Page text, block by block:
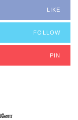
LIKE
FOLLOW
PIN